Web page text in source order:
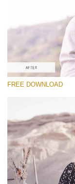
(130 Lr Presets)
Entire Collection
(2067 Lr Presets)
FREE DOWNLOAD